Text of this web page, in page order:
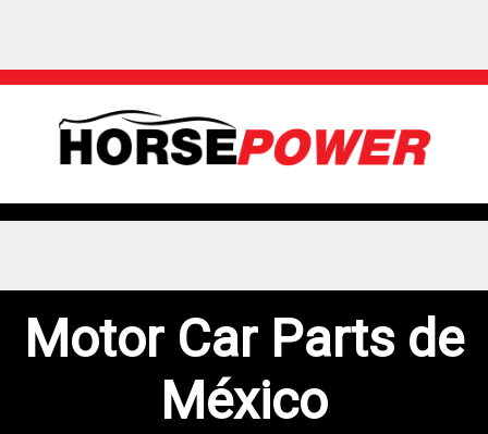
Motor Car Parts de
México